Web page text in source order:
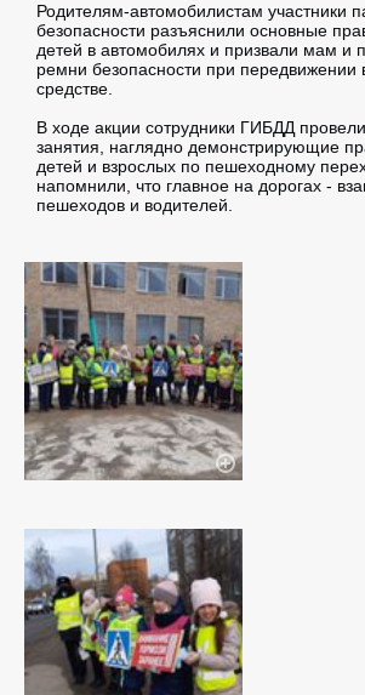
Родителям-автомобилистам участники
безопасности разъяснили основные
детей в автомобилях и призвали мам и
ремни безопасности при передвижении
средстве.
В ходе акции сотрудники ГИБДД
занятия, наглядно демонстрирующие
детей и взрослых по пешеходному
напомнили, что главное на дорогах -
пешеходов и водителей.